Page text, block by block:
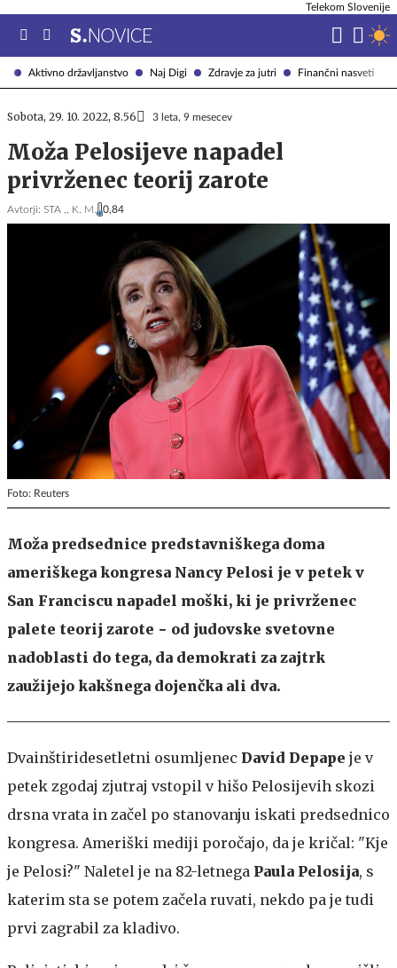
Aktivno državljanstvo Naj Digi Zdravje za jutri Finančni nasveti
Telekom Slovenije
Sobota, 29. 10. 2022, 8.56 3 leta, 9 mesecev
Moža Pelosijeve napadel
privrženec teorij zarote
Avtorji: STA ,, K. M. 0,84
Foto: Reuters
Moža predsednice predstavniškega doma
ameriškega kongresa Nancy Pelosi je v petek v
San Franciscu napadel moški, ki je privrženec
palete teorij zarote − od judovske svetovne
nadoblasti do tega, da demokrati za zajtrk
zaužijejo kakšnega dojenčka ali dva.
Dvainštiridesetletni osumljenec David Depape je v
petek zgodaj zjutraj vstopil v hišo Pelosijevih skozi
drsna vrata in začel po stanovanju iskati predsednico
kongresa. Ameriški mediji poročajo, da je kričal: "Kje
je Pelosi?" Naletel je na 82-letnega Paula Pelosija, s
katerim sta se potem začela ruvati, nekdo pa je tudi
prvi zagrabil za kladivo.